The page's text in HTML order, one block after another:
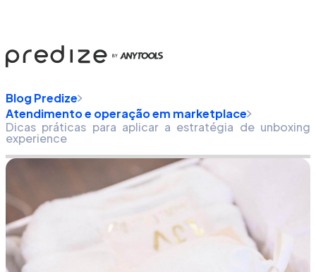
Blog Predize
Atendimento e operação em marketplace
Dicas práticas para aplicar a estratégia de unboxing
experience